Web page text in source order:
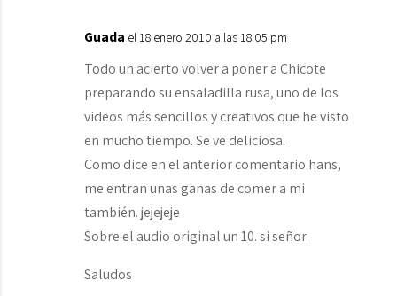
Guada el 18 enero 2010 a las 18:05 pm
Todo un acierto volver a poner a Chicote
preparando su ensaladilla rusa, uno de los
videos más sencillos y creativos que he visto
en mucho tiempo. Se ve deliciosa.
Como dice en el anterior comentario hans,
me entran unas ganas de comer a mi
también. jejejeje
Sobre el audio original un 10. si señor.
Saludos